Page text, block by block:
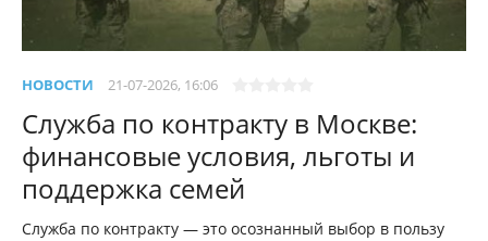
НОВОСТИ 21-07-2026, 16:06
Служба по контракту в Москве:
финансовые условия, льготы и
поддержка семей
Служба по контракту — это осознанный выбор в пользу